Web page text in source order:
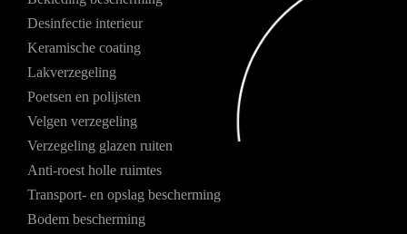
Desinfectie interieur
Keramische coating
Lakverzegeling
Poetsen en polijsten
Velgen verzegeling
Verzegeling glazen ruiten
Anti-roest holle ruimtes
Transport- en opslag bescherming
Bodem bescherming